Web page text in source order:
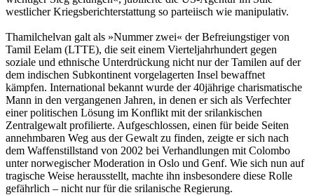
westlicher Kriegsberichterstattung so parteiisch wie manipulativ.
Thamilchelvan galt als »Nummer zwei« der Befreiungstiger von
Tamil Eelam (LTTE), die seit einem Vierteljahrhundert gegen
soziale und ethnische Unterdrückung nicht nur der Tamilen auf der
dem indischen Subkontinent vorgelagerten Insel bewaffnet
kämpfen. International bekannt wurde der 40jährige charismatische
Mann in den vergangenen Jahren, in denen er sich als Verfechter
einer politischen Lösung im Konflikt mit der srilankischen
Zentralgewalt profilierte. Aufgeschlossen, einen für beide Seiten
annehmbaren Weg aus der Gewalt zu finden, zeigte er sich nach
dem Waffenstillstand von 2002 bei Verhandlungen mit Colombo
unter norwegischer Moderation in Oslo und Genf. Wie sich nun auf
tragische Weise herausstellt, machte ihn insbesondere diese Rolle
gefährlich – nicht nur für die srilanische Regierung.